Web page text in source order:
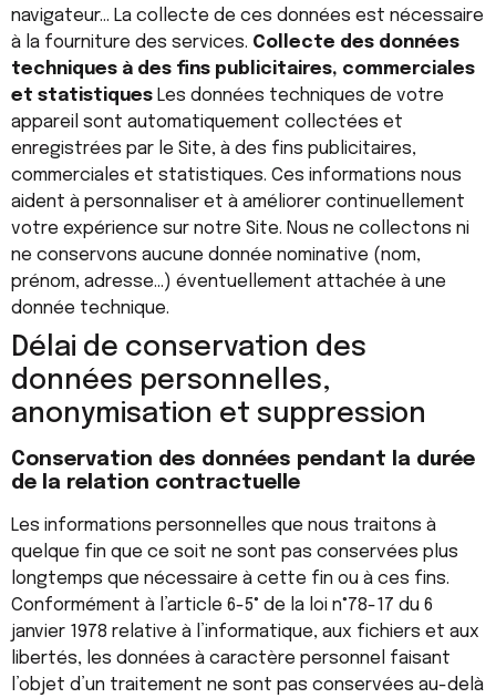
navigateur… La collecte de ces données est nécessaire
à la fourniture des services. Collecte des données
techniques à des fins publicitaires, commerciales
et statistiques Les données techniques de votre
appareil sont automatiquement collectées et
enregistrées par le Site, à des fins publicitaires,
commerciales et statistiques. Ces informations nous
aident à personnaliser et à améliorer continuellement
votre expérience sur notre Site. Nous ne collectons ni
ne conservons aucune donnée nominative (nom,
prénom, adresse…) éventuellement attachée à une
donnée technique.
Délai de conservation des
données personnelles,
anonymisation et suppression
Conservation des données pendant la durée
de la relation contractuelle
Les informations personnelles que nous traitons à
quelque fin que ce soit ne sont pas conservées plus
longtemps que nécessaire à cette fin ou à ces fins.
Conformément à l’article 6-5° de la loi n°78-17 du 6
janvier 1978 relative à l’informatique, aux fichiers et aux
libertés, les données à caractère personnel faisant
l’objet d’un traitement ne sont pas conservées au-delà